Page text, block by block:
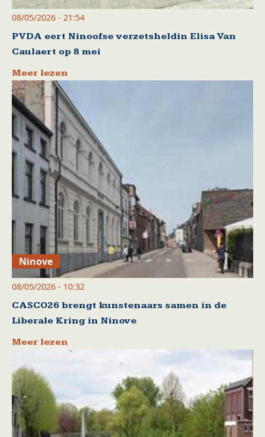
08/05/2026 - 21:54
PVDA eert Ninoofse verzetsheldin Elisa Van
Caulaert op 8 mei
Meer lezen
Ninove
08/05/2026 - 10:32
CASCO26 brengt kunstenaars samen in de
Liberale Kring in Ninove
Meer lezen